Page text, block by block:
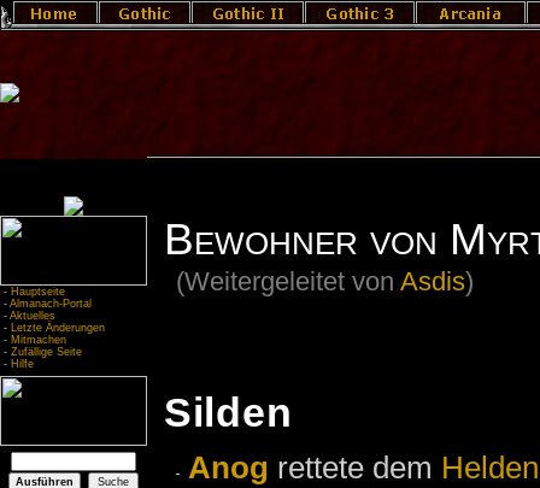
- Hauptseite
- Almanach-Portal
- Aktuelles
- Letzte Änderungen
- Mitmachen
- Zufällige Seite
- Hilfe
Bewohner von
(Weitergeleitet vonAsdis)
Silden
Anog rettete dem Helden